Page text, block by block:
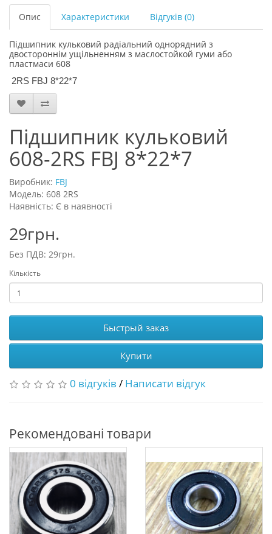
Опис Характеристики Відгуків (0)
Підшипник кульковий радіальний однорядний з
двостороннім ущільненням з маслостойкой гуми або
пластмаси 608
2RS FBJ 8*22*7
Підшипник кульковий
608-2RS FBJ 8*22*7
Виробник: FBJ
Модель: 608 2RS
Наявність: Є в наявності
29грн.
Без ПДВ: 29грн.
Кількість
Быстрый заказ
Купити
0 відгуків / Написати відгук
Рекомендовані товари